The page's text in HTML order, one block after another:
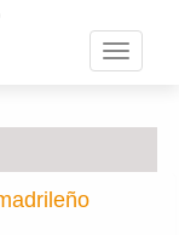
Toggle